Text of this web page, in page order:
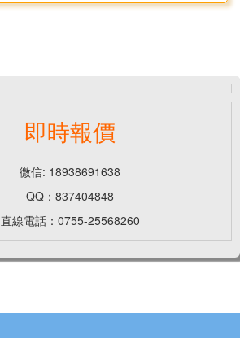
即時報價
微信: 18938691638
QQ：837404848
直線電話：0755-25568260